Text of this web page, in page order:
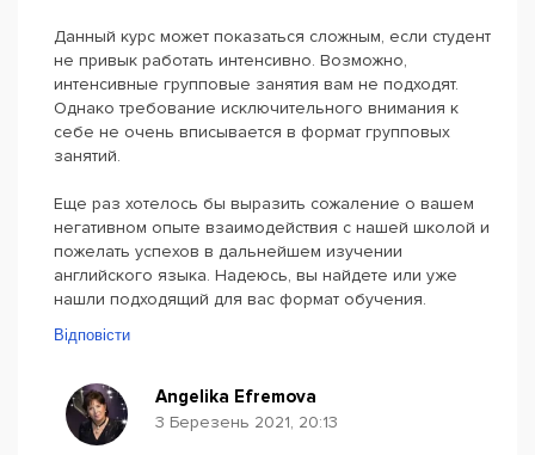
Данный курс может показаться сложным, если студент
не привык работать интенсивно. Возможно,
интенсивные групповые занятия вам не подходят.
Однако требование исключительного внимания к
себе не очень вписывается в формат групповых
занятий.
Еще раз хотелось бы выразить сожаление о вашем
негативном опыте взаимодействия с нашей школой и
пожелать успехов в дальнейшем изучении
английского языка. Надеюсь, вы найдете или уже
нашли подходящий для вас формат обучения.
Відповісти
Angelika Efremova
3 Березень 2021, 20:13